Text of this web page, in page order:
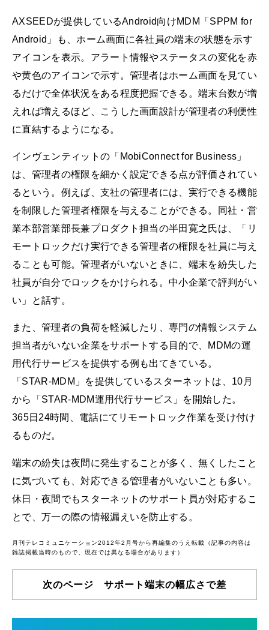
AXSEEDが提供しているAndroid向けMDM「SPPM for
Android」も、ホーム画面に各社員の端末の状態を示す
アイコンを表示。アラート情報やステータスの変化を赤
や黄色のアイコンで示す。管理者はホーム画面を見てい
るだけで全体状況をある程度把握できる。端末台数が増
えれば増えるほど、こうした画面設計が管理者の利便性
に直結するようになる。
インヴェンティットの「MobiConnect for Business」
は、管理者の権限を細かく設定できる点が評価されてい
るという。例えば、支社の管理者には、実行できる機能
を制限した管理者権限を与えることができる。同社・営
業本部営業部長兼プロダクト担当の半田寛之氏は、「リ
モートロックだけ実行できる管理者の権限を社員に与え
ることも可能。管理者がいないときに、端末を紛失した
社員が自分でロックをかけられる。中小企業で評判がい
い」と話す。
また、管理者の負荷を軽減したり、専門の情報システム
担当者がいない企業をサポートする目的で、MDMの運
用代行サービスを提供する例も出てきている。
「STAR-MDM」を提供しているスターネットは、10月
から「STAR-MDM運用代行サービス」を開始した。
365日24時間、電話にてリモートロック作業を受け付け
るものだ。
端末の紛失は夜間に発生することが多く、無くしたこと
に気づいても、対応できる管理者がいないことも多い。
休日・夜間でもスターネットのサポート員が対応するこ
とで、万一の際の情報漏えいを防止する。
月刊テレコミュニケーション2012年2月号から再編集のうえ転載（記事の内容は
雑誌掲載当時のもので、現在では異なる場合があります）
次のページ サポート端末の幅広さで差